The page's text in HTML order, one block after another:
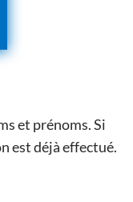
et prénoms. Si
est déjà effectué.